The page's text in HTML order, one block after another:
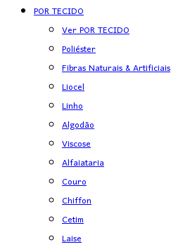
POR TECIDO
Ver POR TECIDO
Poliéster
Fibras Naturais & Artificiais
Liocel
Linho
Algodão
Viscose
Alfaiataria
Couro
Chiffon
Cetim
Laise